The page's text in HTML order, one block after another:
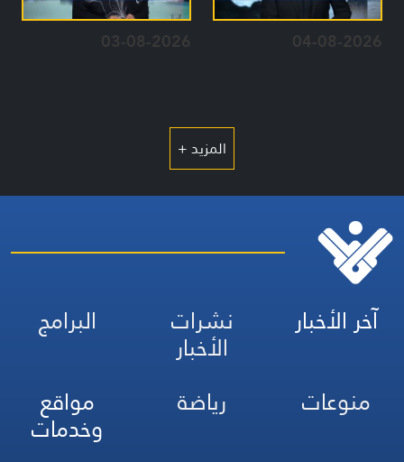
04-08-2026
03-08-2026
المزيد +
آخر الأخبار نشرات
الأخبار
البرامج
منوعات
رياضة مواقع
وخدمات